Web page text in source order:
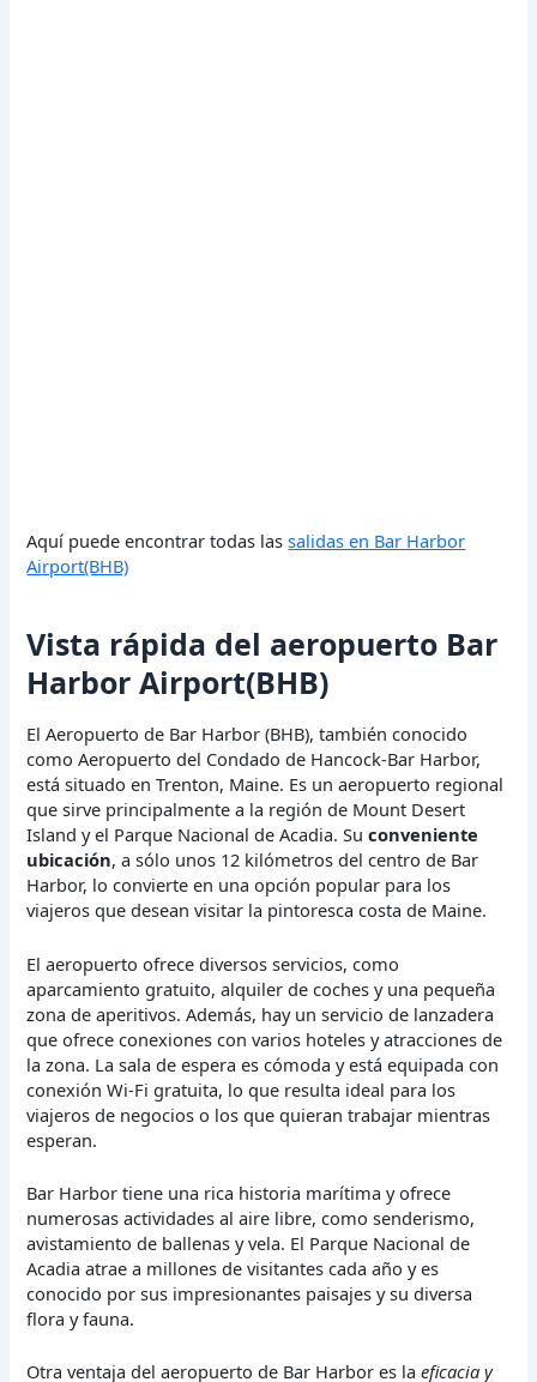
Aquí puede encontrar todas lassalidas en Bar Harbor
Airport(BHB)
Vista rápida del aeropuerto Bar
Harbor Airport(BHB)
El Aeropuerto de Bar Harbor (BHB), también conocido
como Aeropuerto del Condado de Hancock-Bar Harbor,
está situado en Trenton, Maine. Es un aeropuerto regional
que sirve principalmente a la región de Mount Desert
Island y el Parque Nacional de Acadia. Suconveniente
ubicación, a sólo unos 12 kilómetros del centro de Bar
Harbor, lo convierte en una opción popular para los
viajeros que desean visitar la pintoresca costa de Maine.
El aeropuerto ofrece diversos servicios, como
aparcamiento gratuito, alquiler de coches y una pequeña
zona de aperitivos. Además, hay un servicio de lanzadera
que ofrece conexiones con varios hoteles y atracciones de
la zona. La sala de espera es cómoda y está equipada con
conexión Wi-Fi gratuita, lo que resulta ideal para los
viajeros de negocios o los que quieran trabajar mientras
esperan.
Bar Harbor tiene una rica historia marítima y ofrece
numerosas actividades al aire libre, como senderismo,
avistamiento de ballenas y vela. El Parque Nacional de
Acadia atrae a millones de visitantes cada año y es
conocido por sus impresionantes paisajes y su diversa
flora y fauna.
Otra ventaja del aeropuerto de Bar Harbor es laeficacia y